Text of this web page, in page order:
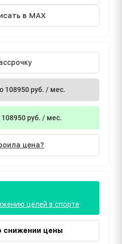
в MAX
108950 руб. / мес.
108950 руб. / мес.
цена?
целей в спорте
снижении цены